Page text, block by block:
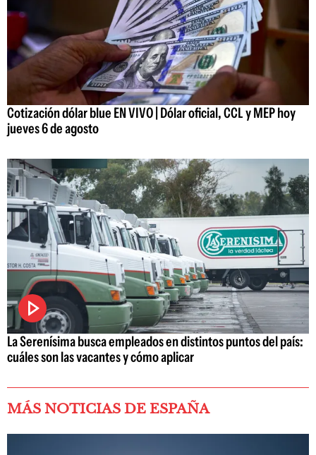
Cotización dólar blue EN VIVO | Dólar oficial, CCL y MEP hoy
jueves 6 de agosto
La Serenísima busca empleados en distintos puntos del país:
cuáles son las vacantes y cómo aplicar
MÁS NOTICIAS DE ESPAÑA